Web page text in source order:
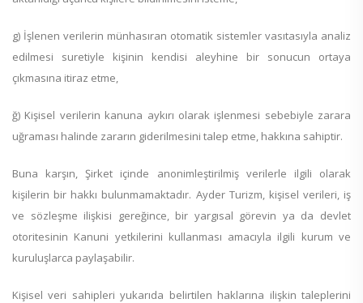
g) İşlenen verilerin münhasıran otomatik sistemler vasıtasıyla analiz
edilmesi suretiyle kişinin kendisi aleyhine bir sonucun ortaya
çıkmasına itiraz etme,
ğ) Kişisel verilerin kanuna aykırı olarak işlenmesi sebebiyle zarara
uğraması halinde zararın giderilmesini talep etme, hakkına sahiptir.
Buna karşın, Şirket içinde anonimleştirilmiş verilerle ilgili olarak
kişilerin bir hakkı bulunmamaktadır. Ayder Turizm, kişisel verileri, iş
ve sözleşme ilişkisi gereğince, bir yargısal görevin ya da devlet
otoritesinin Kanuni yetkilerini kullanması amacıyla ilgili kurum ve
kuruluşlarca paylaşabilir.
Kişisel veri sahipleri yukarıda belirtilen haklarına ilişkin taleplerini